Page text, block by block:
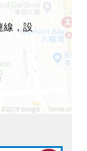
線，設